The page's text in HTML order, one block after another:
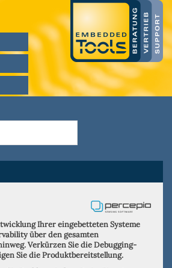
Ihrer eingebetteten Systeme
über den gesamten
Verkürzen Sie die Debugging-
Sie die Produktbereitstellung.